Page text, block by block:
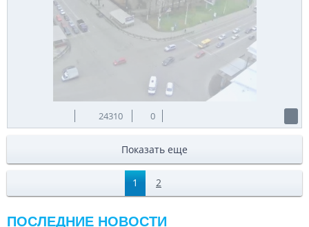
24310 0
Показать еще
1 2
ПОСЛЕДНИЕ НОВОСТИ